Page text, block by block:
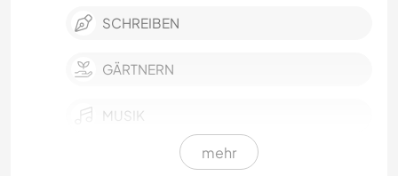
SCHREIBEN
GÄRTNERN
MUSIK
GARTENARBEITEN
mehr